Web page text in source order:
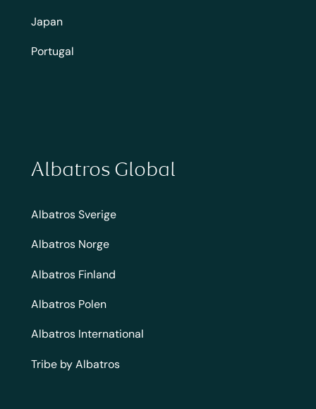
Japan
Portugal
Albatros Global
Albatros Sverige
Albatros Norge
Albatros Finland
Albatros Polen
Albatros International
Tribe by Albatros